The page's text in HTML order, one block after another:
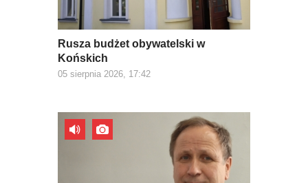
Rusza budżet obywatelski w
Końskich
05 sierpnia 2026, 17:42